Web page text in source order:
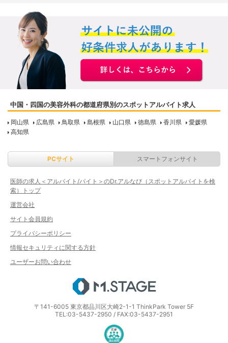
中国・四国の美容外科の都道府県別のスポットアルバイト求人
岡山県 広島県 鳥取県 島根県 山口県 徳島県 香川県
愛媛県
高知県
PCサイト スマートフォンサイト
医師の求人＜アルバイト/バイト＞のDr.アルなび（スポットアルバイトを検
索）トップ
運営会社
サイト会員規約
プライバシーポリシー
情報セキュリティに関する方針
ユーザーお問い合わせ
〒141-6005 東京都品川区大崎2-1-1 ThinkPark Tower 5F
TEL:03-5437-2950 / FAX:03-5437-2951